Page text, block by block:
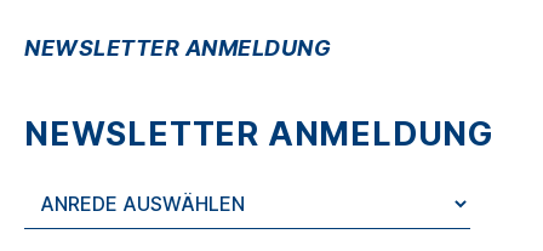
NEWSLETTER ANMELDUNG
NEWSLETTER ANMELDUNG